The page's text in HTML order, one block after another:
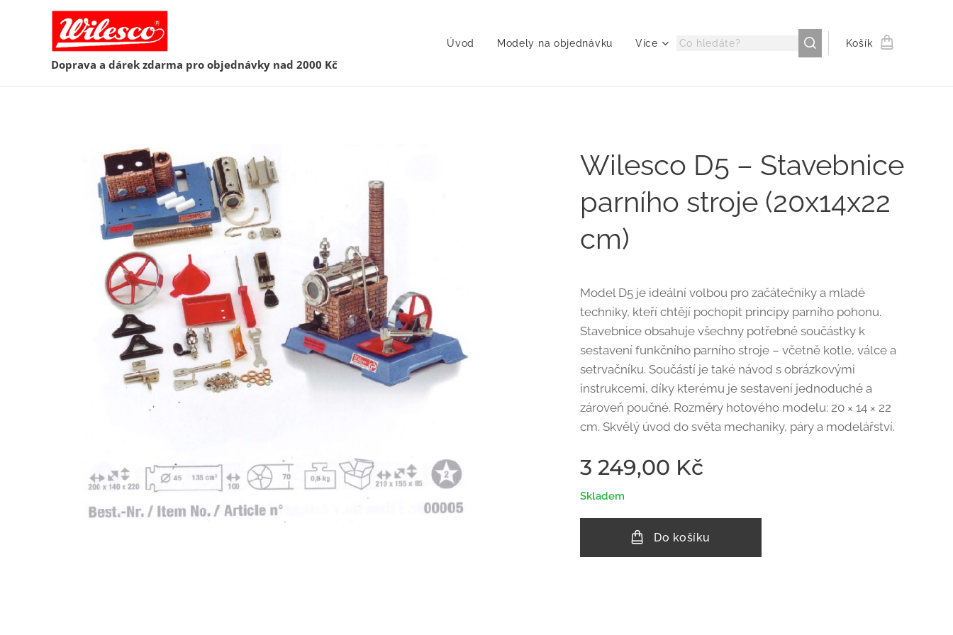
Doprava a dárek zdarma pro objednávky nad 2000 Kč
Úvod Modely na objednávku Více Košík
Wilesco D5 – Stavebnice
parního stroje (20x14x22
cm)
Model D5 je ideální volbou pro začátečníky a mladé
techniky, kteří chtějí pochopit principy parního pohonu.
Stavebnice obsahuje všechny potřebné součástky k
sestavení funkčního parního stroje – včetně kotle, válce a
setrvačníku. Součástí je také návod s obrázkovými
instrukcemi, díky kterému je sestavení jednoduché a
zároveň poučné. Rozměry hotového modelu: 20 × 14 × 22
cm. Skvělý úvod do světa mechaniky, páry a modelářství.
3 249,00 Kč
Skladem
Do košíku